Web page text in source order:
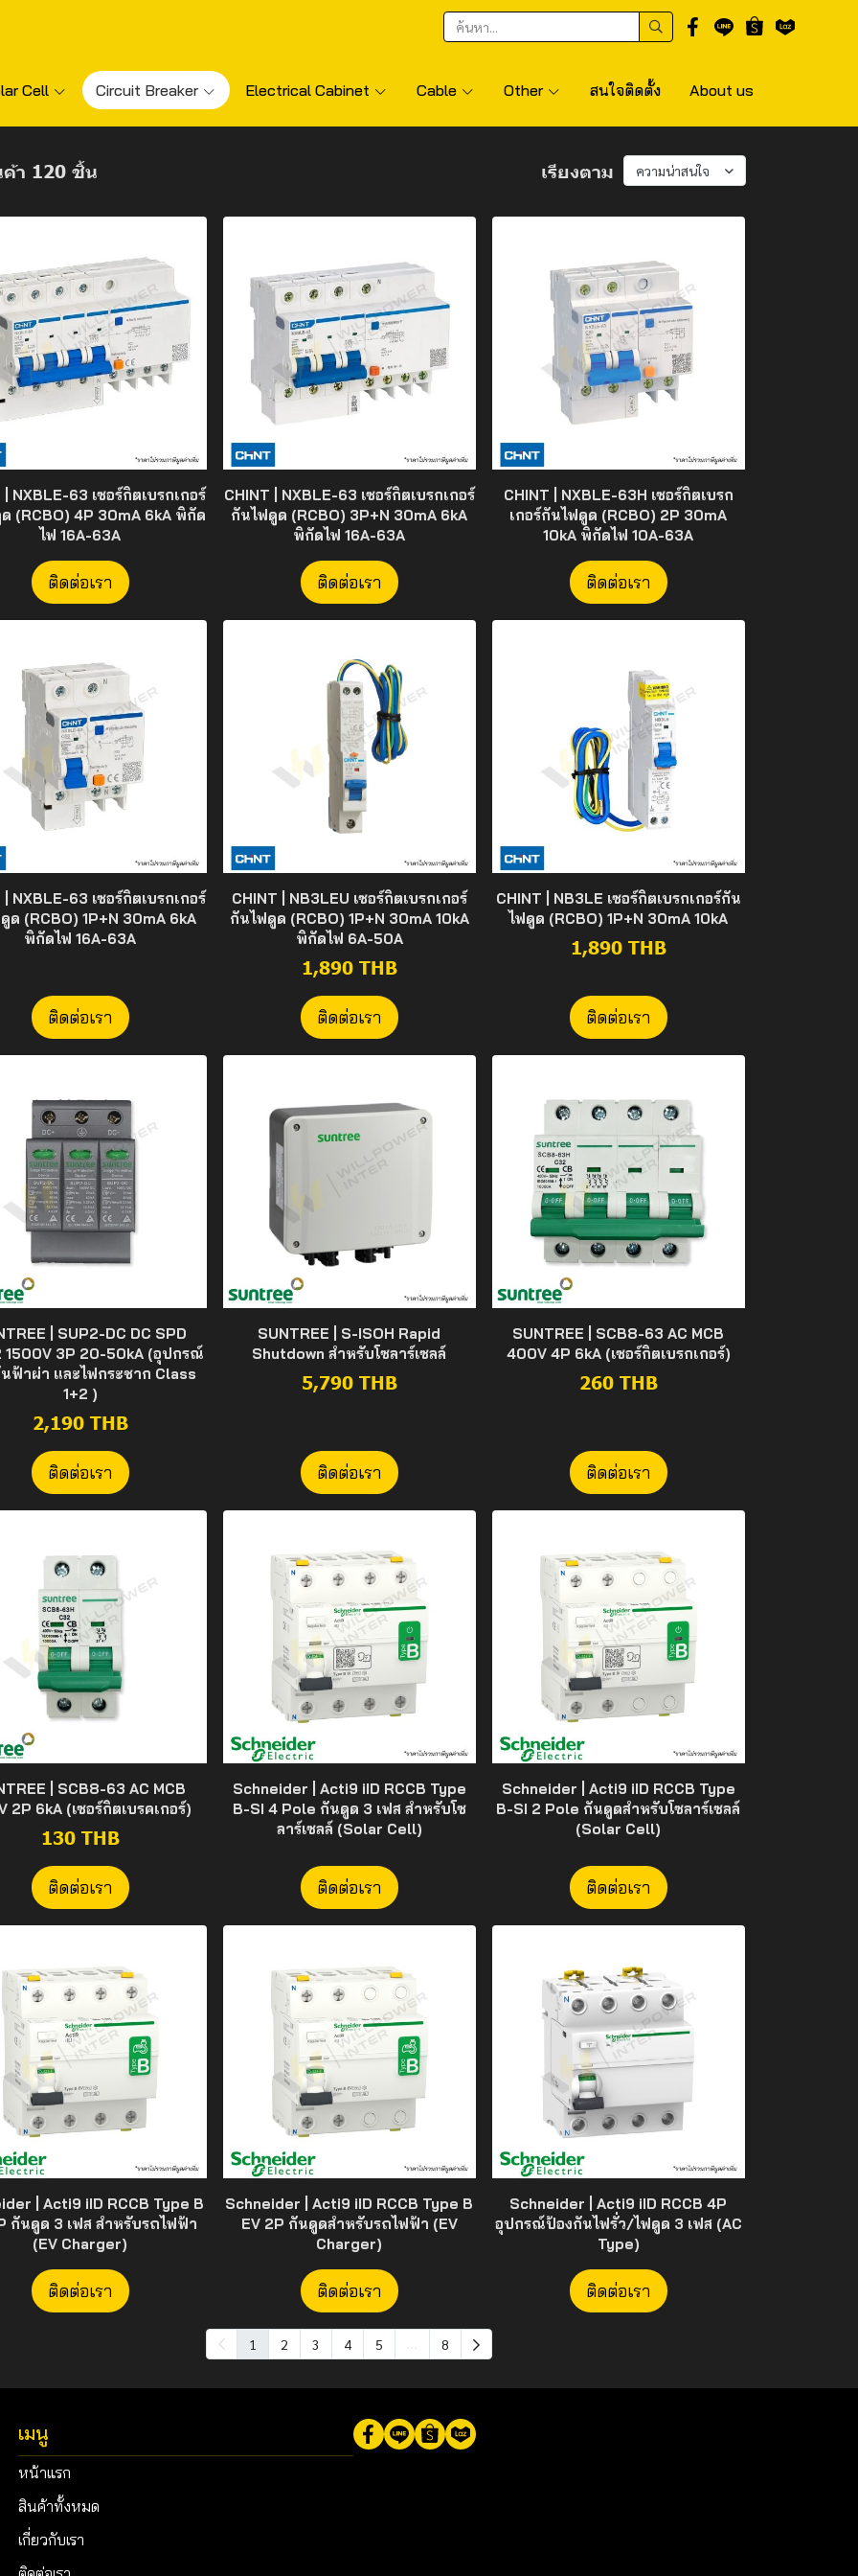
Cell Circuit Breaker Electrical Cabinet Cable Other สนใจติดตั้ง About us
า 120 ชิ้น เรียงตาม ความน่าสนใจ
| NXBLE-63 เซอร์กิตเบรกเกอร์
(RCBO) 4P 30mA 6kA พิกัด
ไฟ 16A-63A
ติดต่อเรา
CHINT | NXBLE-63 เซอร์กิตเบรกเกอร์
กันไฟดูด (RCBO) 3P+N 30mA 6kA
พิกัดไฟ 16A-63A
ติดต่อเรา
CHINT | NXBLE-63H เซอร์กิตเบรก
เกอร์กันไฟดูด (RCBO) 2P 30mA
10kA พิกัดไฟ 10A-63A
ติดต่อเรา
| NXBLE-63 เซอร์กิตเบรกเกอร์
ด (RCBO) 1P+N 30mA 6kA
พิกัดไฟ 16A-63A
ติดต่อเรา
CHINT | NB3LEU เซอร์กิตเบรกเกอร์
กันไฟดูด (RCBO) 1P+N 30mA 10kA
พิกัดไฟ 6A-50A
1,890 THB
ติดต่อเรา
CHINT | NB3LE เซอร์กิตเบรกเกอร์กัน
ไฟดูด (RCBO) 1P+N 30mA 10kA
1,890 THB
ติดต่อเรา
| SUP2-DC DC SPD
1500V 3P 20-50kA (อุปกรณ์
ฟ้าผ่า และไฟกระชาก Class
1+2 )
2,190 THB
ติดต่อเรา
SUNTREE | S-ISOH Rapid
Shutdown สำหรับโซลาร์เซลล์
5,790 THB
ติดต่อเรา
SUNTREE | SCB8-63 AC MCB
400V 4P 6kA (เซอร์กิตเบรกเกอร์)
260 THB
ติดต่อเรา
| SCB8-63 AC MCB
2P 6kA (เซอร์กิตเบรคเกอร์)
130 THB
ติดต่อเรา
Schneider | Acti9 iID RCCB Type
B-SI 4 Pole กันดูด 3 เฟส สำหรับโซ
ลาร์เซลล์ (Solar Cell)
ติดต่อเรา
Schneider | Acti9 iID RCCB Type
B-SI 2 Pole กันดูดสำหรับโซลาร์เซลล์
(Solar Cell)
ติดต่อเรา
| Acti9 iID RCCB Type B
กันดูด 3 เฟส สำหรับรถไฟฟ้า
(EV Charger)
ติดต่อเรา
Schneider | Acti9 iID RCCB Type B
EV 2P กันดูดสำหรับรถไฟฟ้า (EV
Charger)
ติดต่อเรา
Schneider | Acti9 iID RCCB 4P
อุปกรณ์ป้องกันไฟรั่ว/ไฟดูด 3 เฟส (AC
Type)
ติดต่อเรา
1 2 3 4 5 8
เมนู
หน้าแรก
สินค้าทั้งหมด
เกี่ยวกับเรา